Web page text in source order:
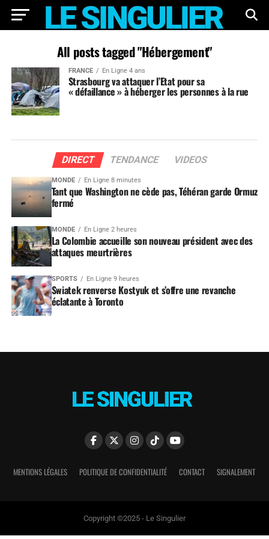
All posts tagged "Hébergement"
FRANCE En Ligne 4 ans
Strasbourg va attaquer l’Etat pour sa
« défaillance » à héberger les personnes à la rue
DIRECT TENDANCE VIDEOS
MONDE En Ligne 8 minutes
Tant que Washington ne cède pas, Téhéran garde Ormuz
fermé
MONDE En Ligne 2 heures
La Colombie accueille son nouveau président avec des
attaques meurtrières
SPORTS En Ligne 9 heures
Swiatek renverse Kostyuk et s’offre une revanche
éclatante à Toronto
MENTIONS LÉGALES POLITIQUE DE CONFIDENTIALITÉ CONTACT SIGNALEMENT
Copyright ©2025 - Le Singulier